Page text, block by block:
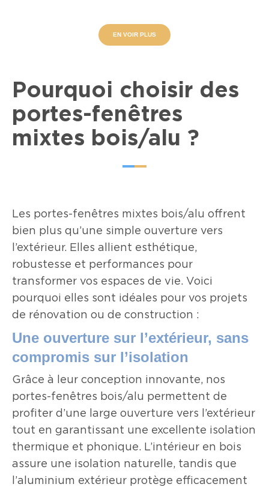
EN VOIR PLUS
Pourquoi choisir des
portes-fenêtres
mixtes bois/alu ?
Les portes-fenêtres mixtes bois/alu offrent
bien plus qu’une simple ouverture vers
l’extérieur. Elles allient esthétique,
robustesse et performances pour
transformer vos espaces de vie. Voici
pourquoi elles sont idéales pour vos projets
de rénovation ou de construction :
Une ouverture sur l’extérieur, sans
compromis sur l’isolation
Grâce à leur conception innovante, nos
portes-fenêtres bois/alu permettent de
profiter d’une large ouverture vers l’extérieur
tout en garantissant une excellente isolation
thermique et phonique. L’intérieur en bois
assure une isolation naturelle, tandis que
l’aluminium extérieur protège efficacement